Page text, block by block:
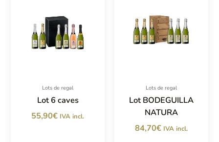
Lots de regal
Lot 6 caves
55,90€ IVA incl.
Lots de regal
Lot BODEGUILLA
NATURA
84,70€ IVA incl.